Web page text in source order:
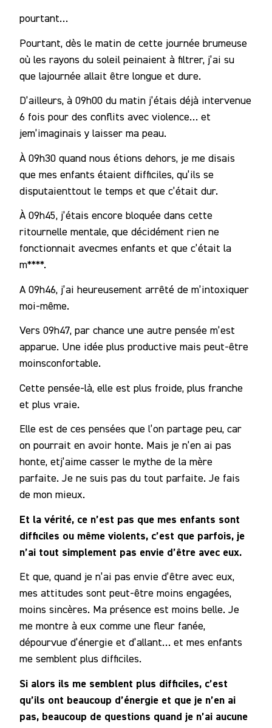
pourtant…
Pourtant, dès le matin de cette journée brumeuse
où les rayons du soleil peinaient à filtrer, j’ai su
que lajournée allait être longue et dure.
D’ailleurs, à 09h00 du matin j’étais déjà intervenue
6 fois pour des conflits avec violence… et
jem’imaginais y laisser ma peau.
À 09h30 quand nous étions dehors, je me disais
que mes enfants étaient difficiles, qu’ils se
disputaienttout le temps et que c’était dur.
À 09h45, j’étais encore bloquée dans cette
ritournelle mentale, que décidément rien ne
fonctionnait avecmes enfants et que c’était la
m****.
A 09h46, j’ai heureusement arrêté de m’intoxiquer
moi-même.
Vers 09h47, par chance une autre pensée m’est
apparue. Une idée plus productive mais peut-être
moinsconfortable.
Cette pensée-là, elle est plus froide, plus franche
et plus vraie.
Elle est de ces pensées que l’on partage peu, car
on pourrait en avoir honte. Mais je n’en ai pas
honte, etj’aime casser le mythe de la mère
parfaite. Je ne suis pas du tout parfaite. Je fais
de mon mieux.
Et la vérité, ce n’est pas que mes enfants sont
difficiles ou même violents, c’est que parfois, je
n’ai tout simplement pas envie d’être avec eux.
Et que, quand je n’ai pas envie d’être avec eux,
mes attitudes sont peut-être moins engagées,
moins sincères. Ma présence est moins belle. Je
me montre à eux comme une fleur fanée,
dépourvue d’énergie et d’allant… et mes enfants
me semblent plus difficiles.
Si alors ils me semblent plus difficiles, c’est
qu’ils ont beaucoup d’énergie et que je n’en ai
pas, beaucoup de questions quand je n’ai aucune